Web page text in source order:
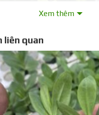
Xem thêm
liên quan